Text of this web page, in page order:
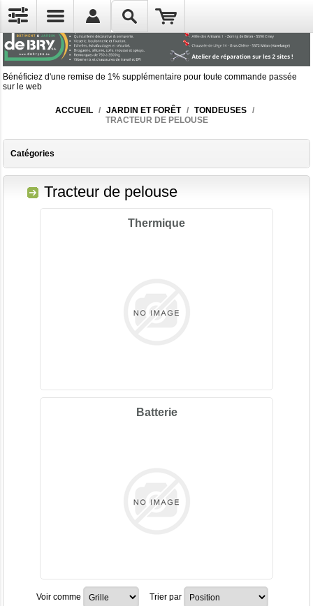
Bénéficiez d'une remise de 1% supplémentaire pour toute commande passée
sur le web
ACCUEIL / JARDIN ET FORÊT / TONDEUSES /
TRACTEUR DE PELOUSE
Catégories
Tracteur de pelouse
Thermique
Batterie
Voir comme Trier par